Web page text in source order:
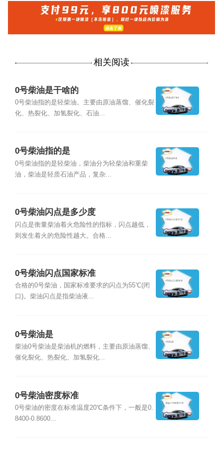
相关阅读
0号柴油是干啥的
0号柴油指的是轻柴油。主要由原油蒸馏、催化裂
化、热裂化、加氢裂化、石油...
0号柴油指的是
0号柴油指的是轻柴油，柴油分为轻柴油和重柴
油，柴油是轻质石油产品，复杂...
0号柴油闪点是多少度
闪点是衡量柴油着火危险性的指标，闪点越低，
则发生着火的危险性越大。合格...
0号柴油闪点国家标准
合格的0号柴油，国家标准要求的闪点为55℃(闭
口)。柴油闪点是指柴油液...
0号柴油是
柴油0号柴油是柴油机的燃料，主要由原油蒸馏、
催化裂化、热裂化、加氢裂化...
0号柴油密度标准
0号柴油的密度在标准温度20℃条件下，一般是0.
8400-0.8600...